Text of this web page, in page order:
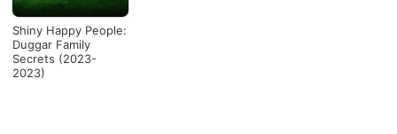
Shiny Happy People:
Duggar Family
Secrets (2023-
2023)